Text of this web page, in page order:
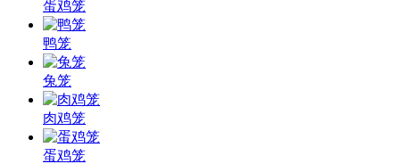
蛋鸡笼
鸭笼
兔笼
肉鸡笼
蛋鸡笼